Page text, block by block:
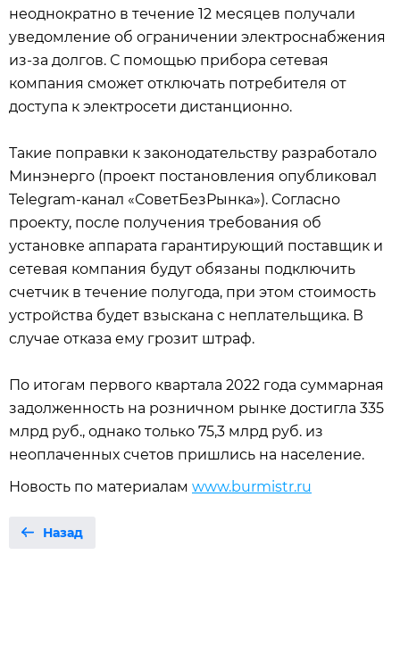
неоднократно в течение 12 месяцев получали
уведомление об ограничении электроснабжения
из-за долгов. С помощью прибора сетевая
компания сможет отключать потребителя от
доступа к электросети дистанционно.
Такие поправки к законодательству разработало
Минэнерго (проект постановления опубликовал
Telegram-канал «СоветБезРынка»). Согласно
проекту, после получения требования об
установке аппарата гарантирующий поставщик и
сетевая компания будут обязаны подключить
счетчик в течение полугода, при этом стоимость
устройства будет взыскана с неплательщика. В
случае отказа ему грозит штраф.
По итогам первого квартала 2022 года суммарная
задолженность на розничном рынке достигла 335
млрд руб., однако только 75,3 млрд руб. из
неоплаченных счетов пришлись на население.
Новость по материалам www.burmistr.ru
Назад